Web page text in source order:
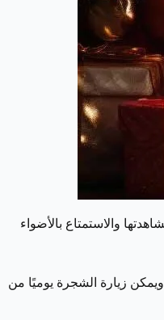
والاستمتاع بالأضواء
زيارة الشجرة يوميًا من